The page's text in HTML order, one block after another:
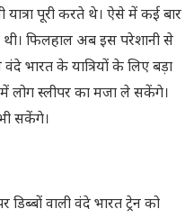
पूरी करते थे। ऐसे में कई बार
थी। फ‍िलहाल अब इस परेशानी से
भारत के यात्रियों के लिए बड़ा
में लोग स्‍लीपर का मजा ले सकेंगे।
सकेंगे।
डिब्बों वाली वंदे भारत ट्रेन को